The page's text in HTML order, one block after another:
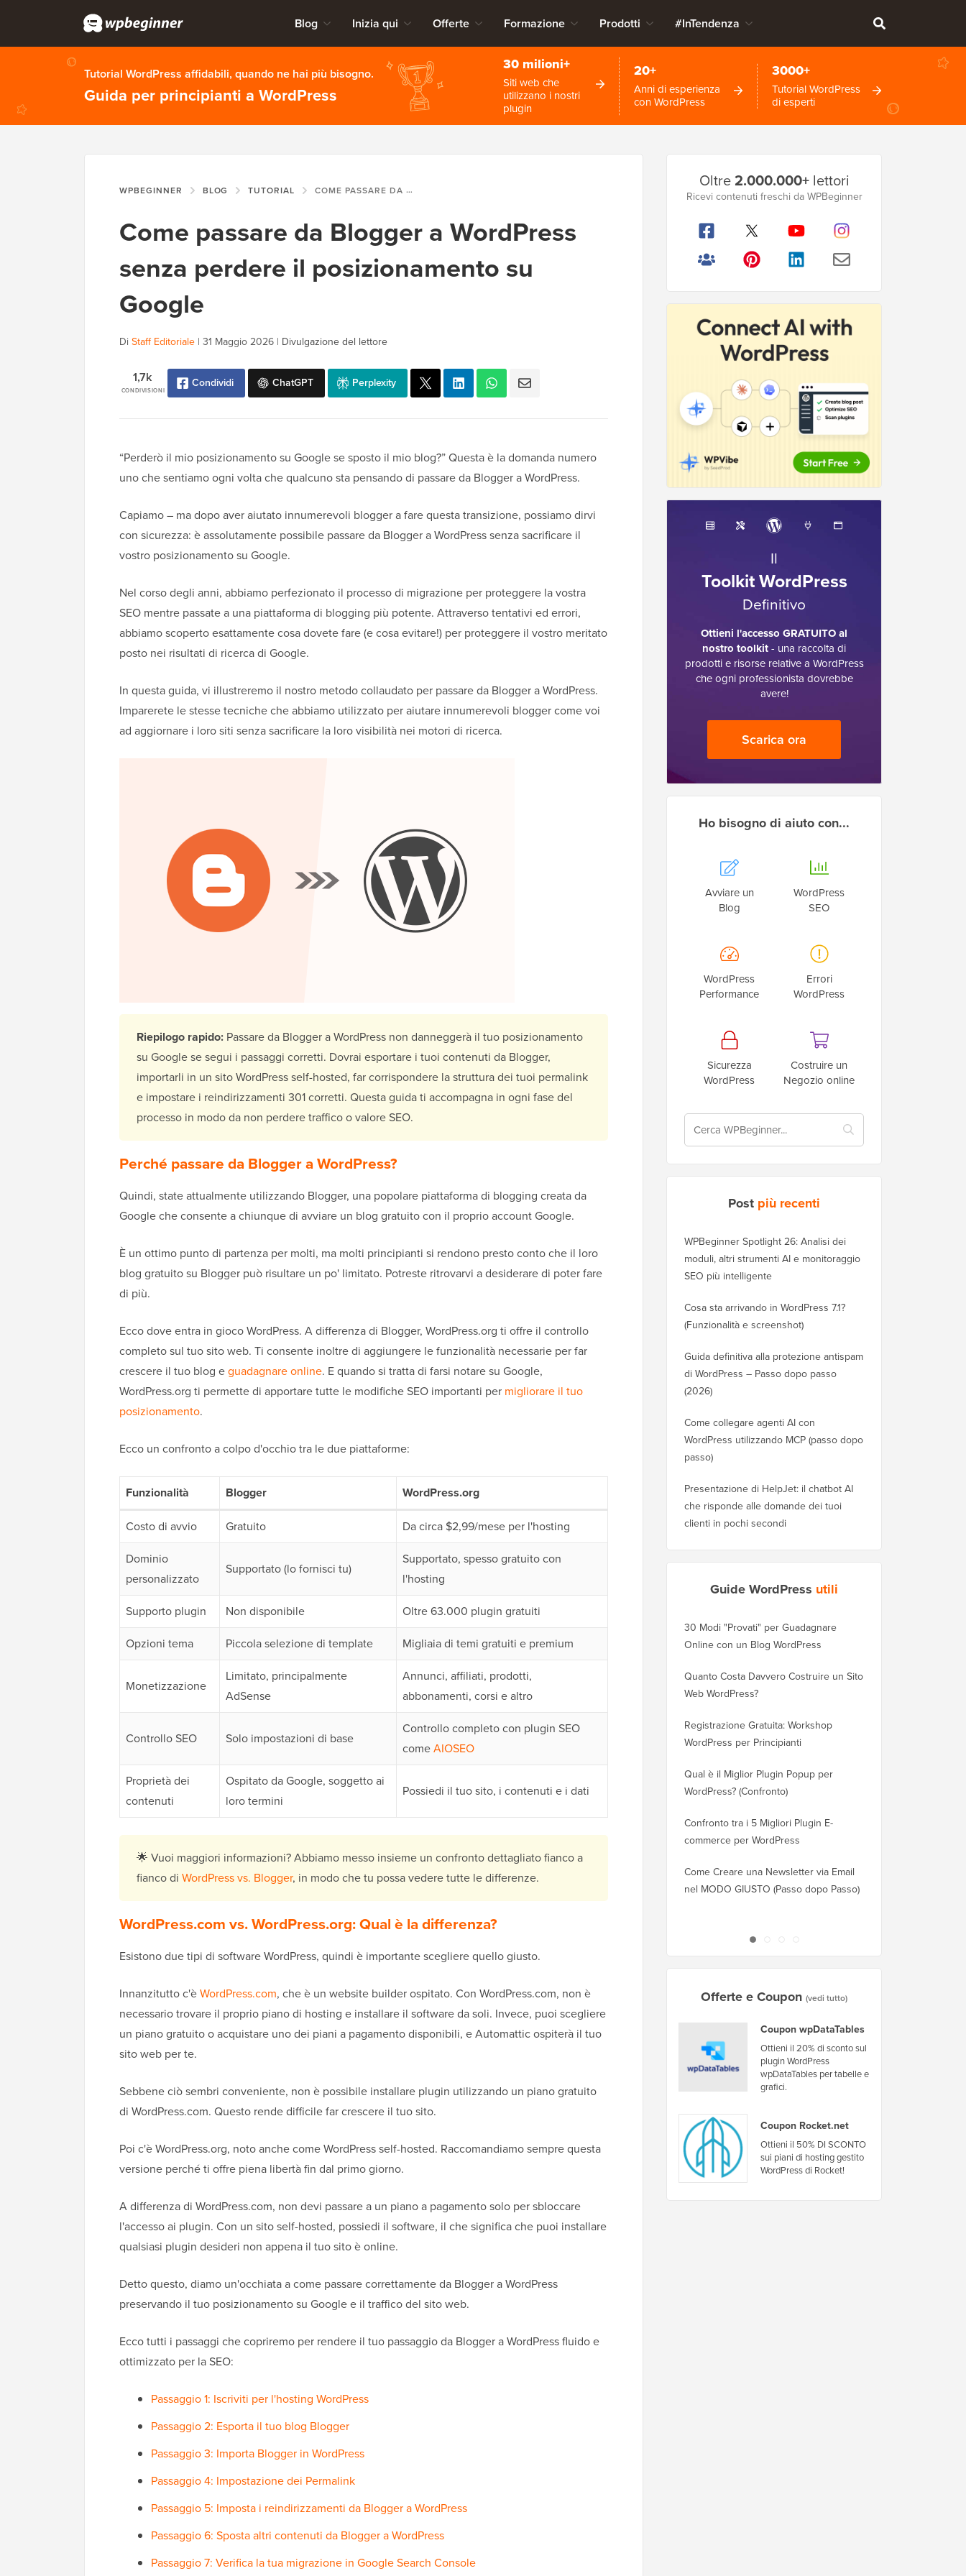
Blog Inizia qui Offerte Formazione Prodotti #InTendenza
Tutorial WordPress affidabili, quando ne hai più bisogno.
Guida per principianti a WordPress
30 milioni+
Siti web che
utilizzano i nostri
plugin
20+
Anni di esperienza
con WordPress
3000+
Tutorial WordPress
di esperti
WPBEGINNER BLOG TUTORIAL COME PASSARE DA BLOGGER A WORDPRESS SENZA PERDERE IL POSIZIONAMENTO SU GOOGLE
Come passare da Blogger a WordPress
senza perdere il posizionamento su
Google
DiStaff Editoriale | 31 Maggio 2026 | Divulgazione del lettore
CONDIVISIONI
1,7k Condividi ChatGPT Perplexity
“Perderò il mio posizionamento su Google se sposto il mio blog?” Questa è la domanda numero
uno che sentiamo ogni volta che qualcuno sta pensando di passare da Blogger a WordPress.
Capiamo – ma dopo aver aiutato innumerevoli blogger a fare questa transizione, possiamo dirvi
con sicurezza: è assolutamente possibile passare da Blogger a WordPress senza sacrificare il
vostro posizionamento su Google.
Nel corso degli anni, abbiamo perfezionato il processo di migrazione per proteggere la vostra
SEO mentre passate a una piattaforma di blogging più potente. Attraverso tentativi ed errori,
abbiamo scoperto esattamente cosa dovete fare (e cosa evitare!) per proteggere il vostro meritato
posto nei risultati di ricerca di Google.
In questa guida, vi illustreremo il nostro metodo collaudato per passare da Blogger a WordPress.
Imparerete le stesse tecniche che abbiamo utilizzato per aiutare innumerevoli blogger come voi
ad aggiornare i loro siti senza sacrificare la loro visibilità nei motori di ricerca.
Riepilogo rapido: Passare da Blogger a WordPress non danneggerà il tuo posizionamento
su Google se segui i passaggi corretti. Dovrai esportare i tuoi contenuti da Blogger,
importarli in un sito WordPress self-hosted, far corrispondere la struttura dei tuoi permalink
e impostare i reindirizzamenti 301 corretti. Questa guida ti accompagna in ogni fase del
processo in modo da non perdere traffico o valore SEO.
Perché passare da Blogger a WordPress?
Quindi, state attualmente utilizzando Blogger, una popolare piattaforma di blogging creata da
Google che consente a chiunque di avviare un blog gratuito con il proprio account Google.
È un ottimo punto di partenza per molti, ma molti principianti si rendono presto conto che il loro
blog gratuito su Blogger può risultare un po' limitato. Potreste ritrovarvi a desiderare di poter fare
di più.
Ecco dove entra in gioco WordPress. A differenza di Blogger, WordPress.org ti offre il controllo
completo sul tuo sito web. Ti consente inoltre di aggiungere le funzionalità necessarie per far
crescere il tuo blog eguadagnare online. E quando si tratta di farsi notare su Google,
WordPress.org ti permette di apportare tutte le modifiche SEO importanti per migliorare il tuo
posizionamento.
Ecco un confronto a colpo d'occhio tra le due piattaforme:
Funzionalità Blogger WordPress.org
Costo di avvio Gratuito
Da circa $2,99/mese per l'hosting
Dominio
personalizzato
Supportato (lo fornisci tu)
Supportato, spesso gratuito con
l'hosting
Supporto plugin
Non disponibile
Oltre 63.000 plugin gratuiti
Opzioni tema
Piccola selezione di template Migliaia di temi gratuiti e premium
Monetizzazione
Limitato, principalmente
AdSense
Annunci, affiliati, prodotti,
abbonamenti, corsi e altro
Controllo SEO Solo impostazioni di base
Controllo completo con plugin SEO
comeAIOSEO
Proprietà dei
contenuti
Ospitato da Google, soggetto ai
loro termini
Possiedi il tuo sito, i contenuti e i dati
🌟 Vuoi maggiori informazioni? Abbiamo messo insieme un confronto dettagliato fianco a
fianco di WordPress vs. Blogger, in modo che tu possa vedere tutte le differenze.
WordPress.com vs. WordPress.org: Qual è la differenza?
Esistono due tipi di software WordPress, quindi è importante scegliere quello giusto.
Innanzitutto c'èWordPress.com, che è un website builder ospitato. Con WordPress.com, non è
necessario trovare il proprio piano di hosting e installare il software da soli. Invece, puoi scegliere
un piano gratuito o acquistare uno dei piani a pagamento disponibili, e Automattic ospiterà il tuo
sito web per te.
Sebbene ciò sembri conveniente, non è possibile installare plugin utilizzando un piano gratuito
di WordPress.com. Questo rende difficile far crescere il tuo sito.
Poi c'è WordPress.org, noto anche come WordPress self-hosted. Raccomandiamo sempre questa
versione perché ti offre piena libertà fin dal primo giorno.
A differenza di WordPress.com, non devi passare a un piano a pagamento solo per sbloccare
l'accesso ai plugin. Con un sito self-hosted, possiedi il software, il che significa che puoi installare
qualsiasi plugin desideri non appena il tuo sito è online.
Detto questo, diamo un'occhiata a come passare correttamente da Blogger a WordPress
preservando il tuo posizionamento su Google e il traffico del sito web.
Ecco tutti i passaggi che copriremo per rendere il tuo passaggio da Blogger a WordPress fluido e
ottimizzato per la SEO:
Passaggio 1: Iscriviti per l'hosting WordPress
Passaggio 2: Esporta il tuo blog Blogger
Passaggio 3: Importa Blogger in WordPress
Passaggio 4: Impostazione dei Permalink
Passaggio 5: Imposta i reindirizzamenti da Blogger a WordPress
Passaggio 6: Sposta altri contenuti da Blogger a WordPress
Passaggio 7: Verifica la tua migrazione in Google Search Console
laterale
principale
Oltre2.000.000+lettori
Ricevi contenuti freschi da WPBeginner
Il
Toolkit WordPress
Definitivo
Ottieni l'accesso GRATUITO al
nostro toolkit- una raccolta di
prodotti e risorse relative a WordPress
che ogni professionista dovrebbe
avere!
Scarica ora
Ho bisogno di aiuto con...
Avviare un
Blog
WordPress
SEO
WordPress
Performance
Errori
WordPress
Sicurezza
WordPress
Costruire un
Negozio online
Post più recenti
WPBeginner Spotlight 26: Analisi dei
moduli, altri strumenti AI e monitoraggio
SEO più intelligente
Cosa sta arrivando in WordPress 7.1?
(Funzionalità e screenshot)
Guida definitiva alla protezione antispam
di WordPress – Passo dopo passo
(2026)
Come collegare agenti AI con
WordPress utilizzando MCP (passo dopo
passo)
Presentazione di HelpJet: il chatbot AI
che risponde alle domande dei tuoi
clienti in pochi secondi
Guide WordPress utili
30 Modi "Provati" per Guadagnare
Online con un Blog WordPress
Quanto Costa Davvero Costruire un Sito
Web WordPress?
Registrazione Gratuita: Workshop
WordPress per Principianti
Qual è il Miglior Plugin Popup per
WordPress? (Confronto)
Confronto tra i 5 Migliori Plugin E-
commerce per WordPress
Come Creare una Newsletter via Email
nel MODO GIUSTO (Passo dopo Passo)
Offerte e Coupon (vedi tutto)
Coupon wpDataTables
Ottieni il 20% di sconto sul
plugin WordPress
wpDataTables per tabelle e
grafici.
Coupon Rocket.net
Ottieni il 50% DI SCONTO
sui piani di hosting gestito
WordPress di Rocket!